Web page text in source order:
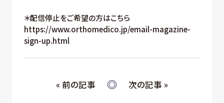
＊配信停止をご希望の方はこちら
https://www.orthomedico.jp/email-magazine-
sign-up.html
« 前の記事 次の記事 »